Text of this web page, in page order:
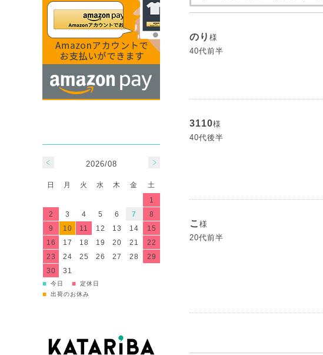
のり 様
40代前半
3110様
40代後半
こ 様
20代前半
2026/08
日 月 火 水 木 金
土
1
2
3 4 5 6 7
8
9
10 11 12 13 14
15
16
17 18 19 20 21
22
23
24 25 26 27 28
29
30
31
■ 今日 ■ 定休日
■ 出荷のお休み